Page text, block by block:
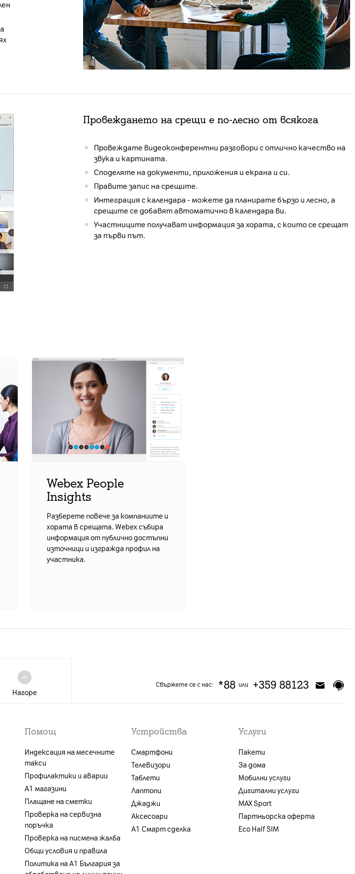
Провеждането на срещи е по-лесно от всякога
Провеждате видеоконферентни разговори с отлично качество на
звука и картината.
Споделяте на документи, приложения и екрана и си.
Правите запис на срещите.
Интеграция с календара - можете да планирате бързо и лесно, а
срещите се добавят автоматично в календара ви.
Участниците получават информация за хората, с които се срещат
за първи път.
Webex People
Insights
Разберете повече за компаниите и
хората в срещата. Webex събира
информация от публично достъпни
източници и изгражда профил на
участника.
Нагоре
Свържете се с нас: *88 или +359 88123
Помощ
Индексация на месечните
такси
Профилактики и аварии
А1 магазини
Плащане на сметки
Проверка на сервизна
поръчка
Проверка на писмена жалба
Общи условия и правила
Политика на A1 България за
Устройства
Смартфони
Телевизори
Таблети
Лаптопи
Джаджи
Аксесоари
A1 Смарт сделка
Услуги
Пакети
За дома
Мобилни услуги
Дигитални услуги
MAX Sport
Партньорска оферта
Eco Half SIM